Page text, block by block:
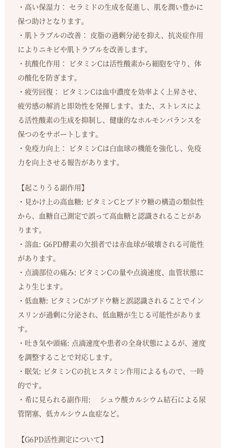
・高い保湿力： セラミドの生成を促進し、肌を潤い豊かに
保つ助けとなります。
・肌トラブルの改善： 皮脂の過剰分泌を抑え、抗炎症作用
によりニキビや肌トラブルを改善します。
・抗酸化作用： ビタミンCは活性酸素から細胞を守り、体
の酸化を防ぎます。
・疲労回復： ビタミンCは血中濃度を効率よく上昇させ、
疲労感の解消と即効性を発揮します。また、ストレスによ
る活性酸素の生成を抑制し、健康的なホルモンバランスを
保つのをサポートします。
・免疫力向上： ビタミンCは白血球の機能を強化し、免疫
力を向上させる報告があります。
【起こりうる副作用】
・見かけ上の高血糖: ビタミンCとブドウ糖の構造の類似性
から、血糖自己測定で誤って高血糖と認識されることがあ
ります。
・溶血: G6PD酵素の欠損者では赤血球が破壊される可能性
があります。
・点滴部位の痛み: ビタミンCの量や点滴速度、血管状態に
より生じます。
・低血糖: ビタミンCがブドウ糖と誤認識されることでイン
スリンが過剰に分泌され、低血糖が生じる可能性がありま
す。
・吐き気や頭痛: 点滴速度や患者の全身状態によるが、速度
を調整することで対応します。
・眠気: ビタミンCの抗ヒスタミン作用によるもので、一時
的です。
・希に見られる副作用: シュウ酸カルシウム結石による尿
管閉塞、低カルシウム血症など。
【G6PD活性測定について】